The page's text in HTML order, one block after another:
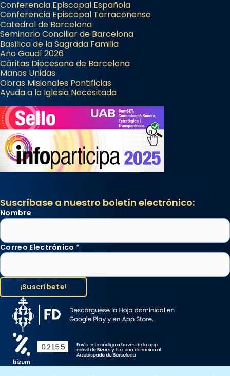
Conferencia Episcopal Española
Conferencia Episcopal Tarraconense
Catedral de Barcelona
Seminario Conciliar de Barcelona
Basílica de la Sagrada Familia
Año Gaudí 2026
Cáritas Diocesana de Barcelona
Manos Unidas
Obras Misionales Pontificias
Ayuda a la Iglesia Necesitada
Suscríbase a nuestro boletín electrónico:
Nombre
Correo Electrónico *